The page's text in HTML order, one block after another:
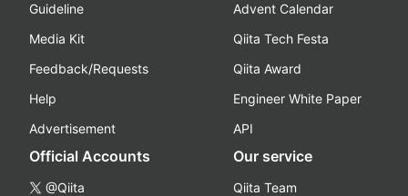
Guideline
Media Kit
Feedback/Requests
Help
Advertisement
Advent Calendar
Qiita Tech Festa
Qiita Award
Engineer White Paper
API
Official Accounts
@Qiita
Our service
Qiita Team